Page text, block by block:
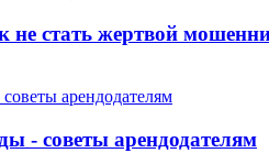
не стать жертвой
- советы арендодателям